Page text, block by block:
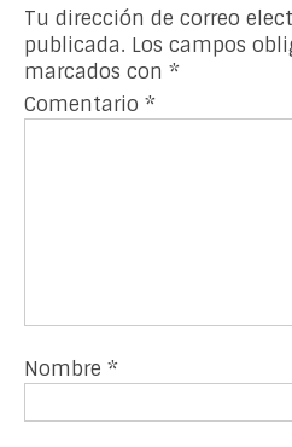
Tu dirección de correo
publicada. Los campos
marcados con *
Comentario *
Nombre *